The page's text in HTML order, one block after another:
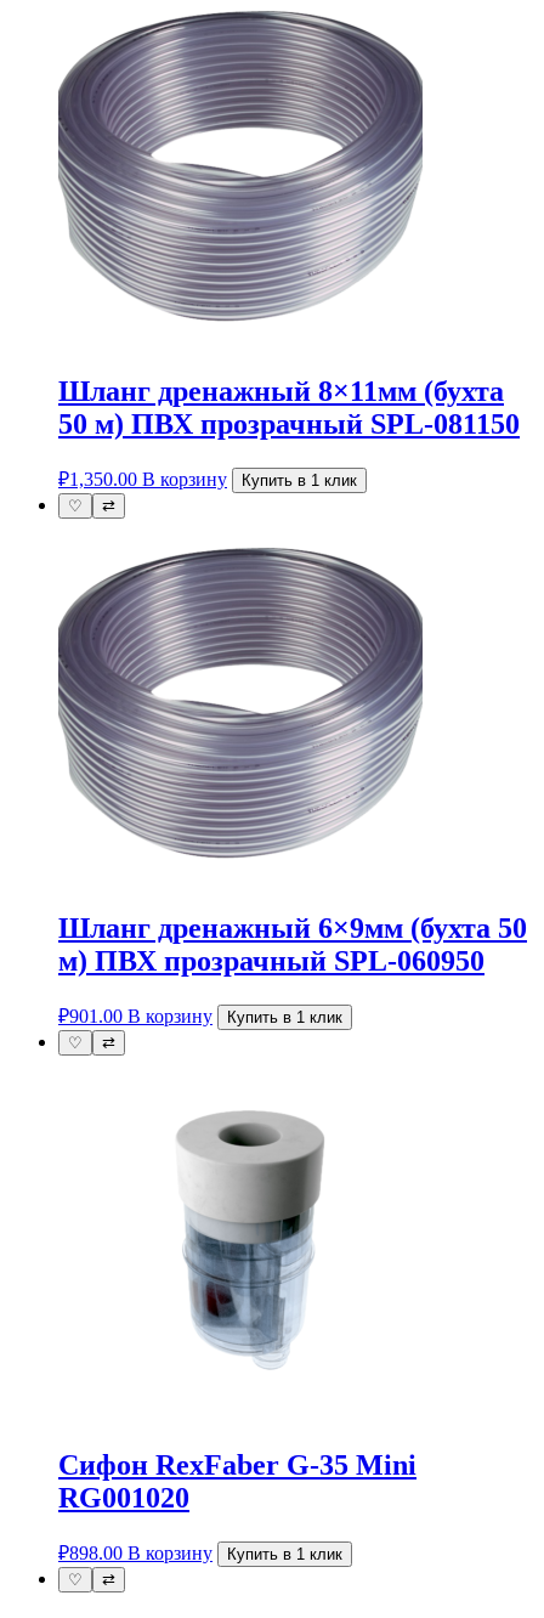
Шланг дренажный 8×11мм (бухта
50 м) ПВХ прозрачный SPL-081150
₽1,350.00 В корзину
Купить в 1 клик
♡
⇄
Шланг дренажный 6×9мм (бухта 50
м) ПВХ прозрачный SPL-060950
₽901.00 В корзину
Купить в 1 клик
♡
⇄
Сифон RexFaber G-35 Mini
RG001020
₽898.00 В корзину
Купить в 1 клик
♡
⇄